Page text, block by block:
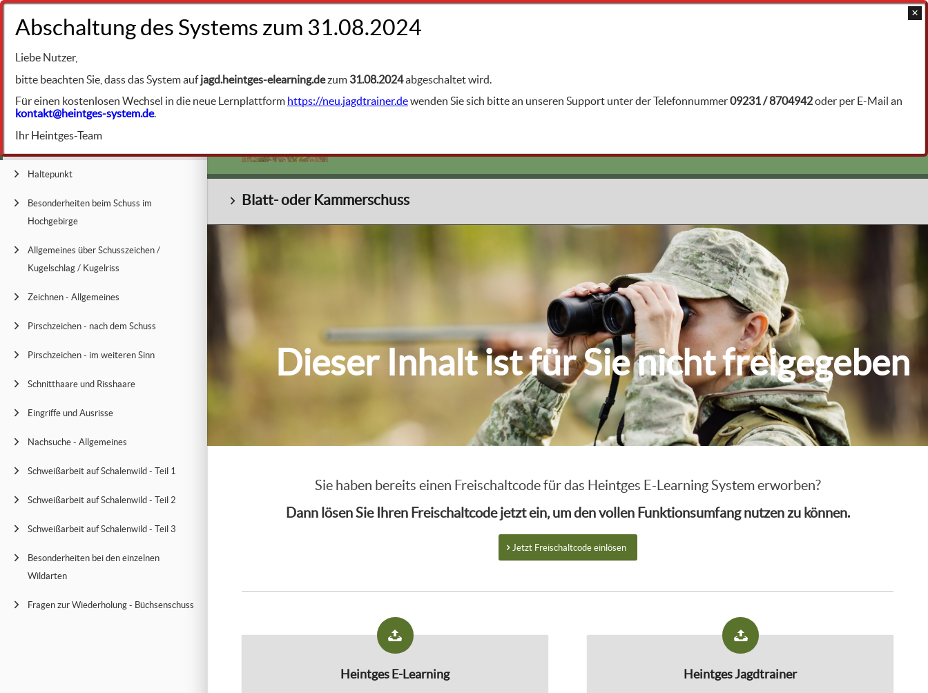
BIBLIOTHEK
Allgemeine Grundsätze
Haltepunkt
Besonderheiten beim Schuss im
Hochgebirge
Allgemeines über Schusszeichen /
Kugelschlag / Kugelriss
Zeichnen - Allgemeines
Pirschzeichen - nach dem Schuss
Pirschzeichen - im weiteren Sinn
Schnitthaare und Risshaare
Eingriffe und Ausrisse
Nachsuche - Allgemeines
Schweißarbeit auf Schalenwild - Teil 1
Schweißarbeit auf Schalenwild - Teil 2
Schweißarbeit auf Schalenwild - Teil 3
Besonderheiten bei den einzelnen
Wildarten
Fragen zur Wiederholung - Büchsenschuss
+49 9231 961342 FACHGEBIETE
Blatt- oder Kammerschuss
Dieser Inhalt ist für Sie nicht freigegeben
Sie haben bereits einen Freischaltcode für das Heintges E-Learning System erworben?
Dann lösen Sie Ihren Freischaltcode jetzt ein, um den vollen Funktionsumfang nutzen zu können.
Jetzt Freischaltcode einlösen
Heintges E-Learning Heintges Jagdtrainer
Liebe Nutzer,
bitte beachten Sie, dass das System aufjagd.heintges-elearning.dezum 31.08.2024abgeschaltet wird.
Für einen kostenlosen Wechsel in die neue Lernplattform https://neu.jagdtrainer.dewenden Sie sich bitte an unseren Support unter der Telefonnummer09231 / 8704942oder per E-Mail an
kontakt@heintges-system.de.
Ihr Heintges-Team